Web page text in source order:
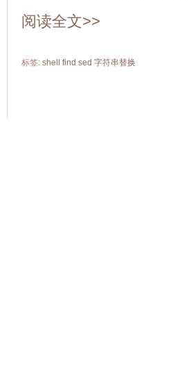
阅读全文>>
标签: shell find sed 字符串替换